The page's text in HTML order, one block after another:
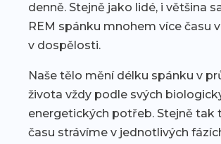
denně. Stejně jako lidé, i většina
REM spánku mnohem více času
v dospělosti.
Naše tělo mění délku spánku v
života vždy podle svých
energetických potřeb. Stejně tak
času strávíme v jednotlivých